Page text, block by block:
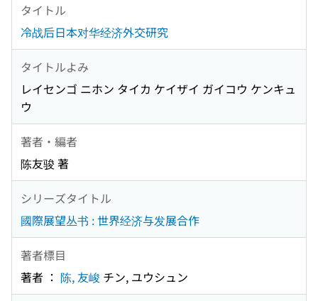
タイトル
冷战后日本对华经济外交研究
タイトルよみ
レイセンゴ ニホン タイカ ケイザイ ガイコウ ケンキュ
ウ
著者・編者
陈友骏 著
シリーズタイトル
國際展望丛书 : 世界经济与发展合作
著者標目
著者 ： 陈, 友峻 チン, ユウシュン